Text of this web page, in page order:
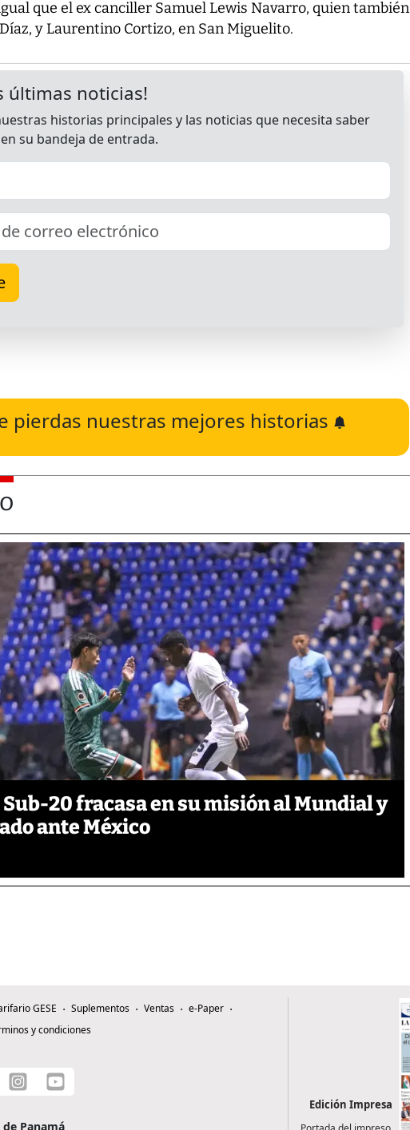
que el ex canciller Samuel Lewis Navarro, quien también
y Laurentino Cortizo, en San Miguelito.
pierdas nuestras mejores historias
20 fracasa en su misión al Mundial y
ante México
GESE Suplementos Ventas
e-Paper
y condiciones
Panamá
Edición Impresa